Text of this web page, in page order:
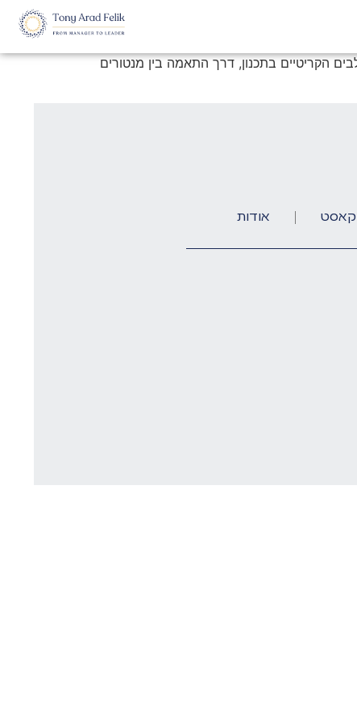
הקריטיים בתכנון, דרך התאמה בין מנטורים
אודות